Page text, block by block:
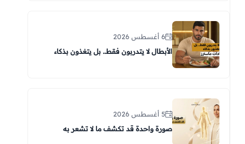
6 أغسطس 2026
الأبطال لا يتدربون فقط.. بل يتغذون بذكاء
5 أغسطس 2026
صورة واحدة قد تكشف ما لا تشعر به